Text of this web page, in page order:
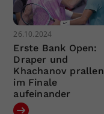
26.10.2024
Erste Bank Open:
Draper und
Khachanov prallen
im Finale
aufeinander